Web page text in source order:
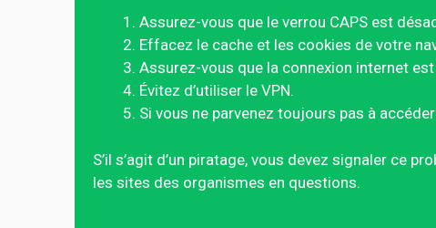
Assurez-vous que le verrou CAPS est
Effacez le cache et les cookies de votre
Assurez-vous que la connexion internet
Évitez d’utiliser le VPN.
Si vous ne parvenez toujours pas à
S’il s’agit d’un piratage, vous devez signaler ce
les sites des organismes en questions.